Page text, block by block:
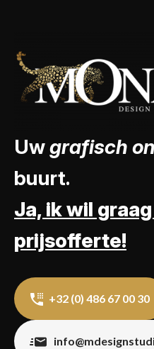
Uwgrafisch
buurt.
Ja, ik wil
prijsofferte!
+32 (0) 486 67 00 30